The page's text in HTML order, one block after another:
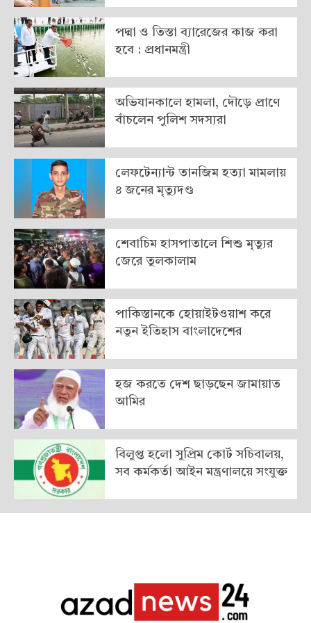
পদ্মা ও তিস্তা ব্যারেজের কাজ করা
হবে : প্রধানমন্ত্রী
অভিযানকালে হামলা, দৌড়ে প্রাণে
বাঁচলেন পুলিশ সদস্যরা
লেফটেন্যান্ট তানজিম হত্যা মামলায়
৪ জনের মৃত্যুদণ্ড
শেবাচিম হাসপাতালে শিশু মৃত্যুর
জেরে তুলকালাম
পাকিস্তানকে হোয়াইটওয়াশ করে
নতুন ইতিহাস বাংলাদেশের
হজ করতে দেশ ছাড়ছেন জামায়াত
আমির
বিলুপ্ত হলো সুপ্রিম কোর্ট সচিবালয়,
সব কর্মকর্তা আইন মন্ত্রণালয়ে সংযুক্ত